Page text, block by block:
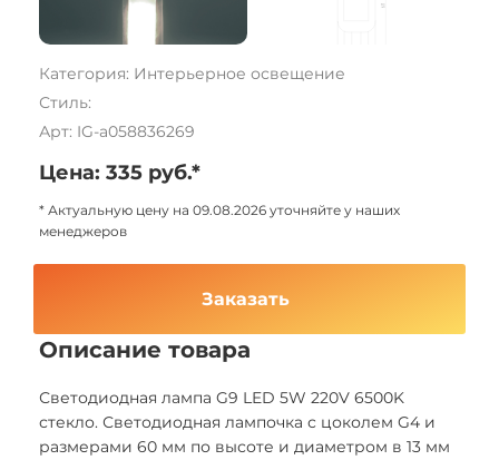
Категория: Интерьерное освещение
Стиль:
Арт: IG-a058836269
Цена: 335 руб.*
* Актуальную цену на 09.08.2026 уточняйте у наших
менеджеров
Заказать
Описание товара
Светодиодная лампа G9 LED 5W 220V 6500K
стекло. Светодиодная лампочка с цоколем G4 и
размерами 60 мм по высоте и диаметром в 13 мм